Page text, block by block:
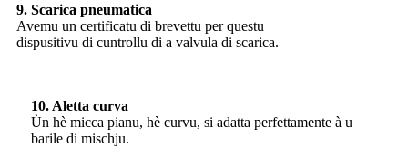
9. Scarica pneumatica
Avemu un certificatu di brevettu per questu
dispusitivu di cuntrollu di a valvula di scarica.
10. Aletta curva
Ùn hè micca pianu, hè curvu, si adatta perfettamente à u
barile di mischju.